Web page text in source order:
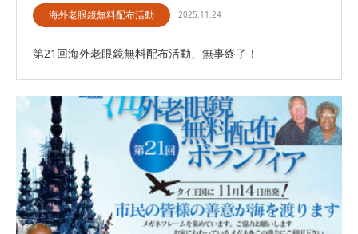
海外老眼鏡無料配布活動 2025.11.24
第21回海外老眼鏡無料配布活動、無事終了！